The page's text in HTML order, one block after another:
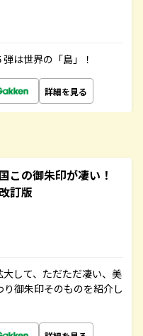
は世界の「島」！
詳細を見る
この御朱印が凄い！
訂版
して、ただただ凄い、美
御朱印そのものを紹介し